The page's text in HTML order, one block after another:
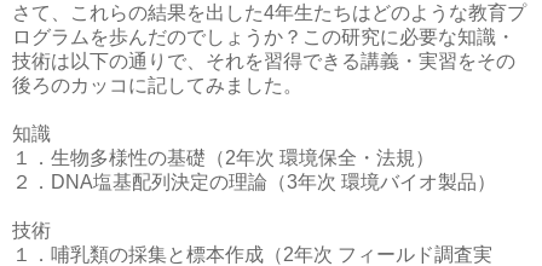
さて、これらの結果を出した4年生たちはどのような教育プ
ログラムを歩んだのでしょうか？この研究に必要な知識・
技術は以下の通りで、それを習得できる講義・実習をその
後ろのカッコに記してみました。
知識
１．生物多様性の基礎（2年次 環境保全・法規）
２．DNA塩基配列決定の理論（3年次 環境バイオ製品）
技術
１．哺乳類の採集と標本作成（2年次 フィールド調査実